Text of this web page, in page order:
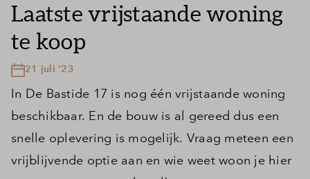
Laatste vrijstaande woning
te koop
21 juli '23
In De Bastide 17 is nog één vrijstaande woning
beschikbaar. En de bouw is al gereed dus een
snelle oplevering is mogelijk. Vraag meteen een
vrijblijvende optie aan en wie weet woon je hier